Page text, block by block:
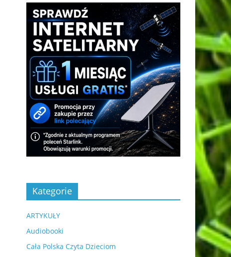
Kategorie
ARTYKUŁY
Audiobooki
Cała Polska Czyta Dzieciom